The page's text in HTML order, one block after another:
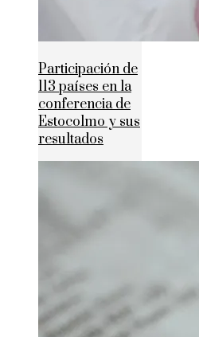
Participación de
113 países en la
conferencia de
Estocolmo y sus
resultados